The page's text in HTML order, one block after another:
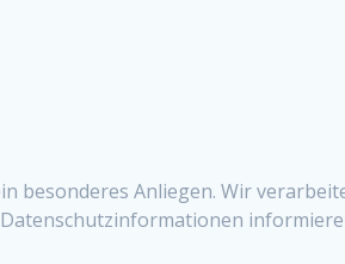
besonderes Anliegen. Wir
Datenschutzinformationen